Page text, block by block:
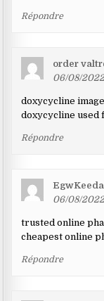
Répondre
order
06/08/
doxycycline
doxycycline used
Répondre
EgwKeeda
06/08/
trusted online
cheapest online
Répondre